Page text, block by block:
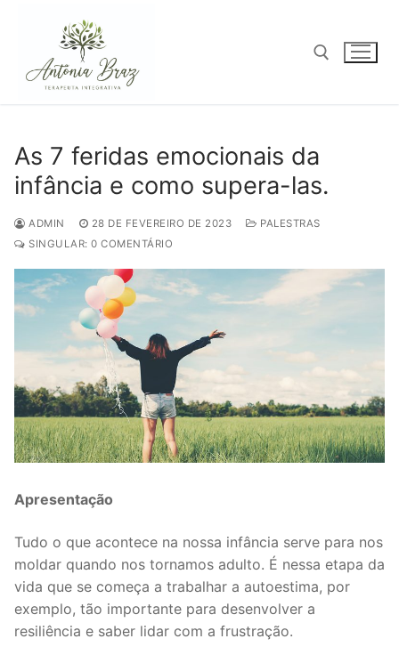
conteúdo
As 7 feridas emocionais da
infância e como supera-las.
ADMIN 28 DE FEVEREIRO DE 2023
PALESTRAS
SINGULAR: 0 COMENTÁRIO
Apresentação
Tudo o que acontece na nossa infância serve para nos
moldar quando nos tornamos adulto. É nessa etapa da
vida que se começa a trabalhar a autoestima, por
exemplo, tão importante para desenvolver a
resiliência e saber lidar com a frustração.